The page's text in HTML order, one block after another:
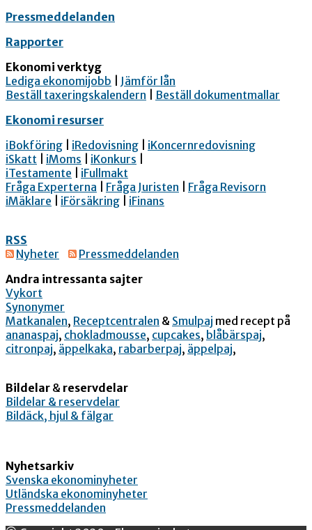
Pressmeddelanden
Rapporter
Ekonomi verktyg
Lediga ekonomijobb
Jämför lån
Beställ taxeringskalendern
Beställ dokumentmallar
Ekonomi resurser
iBokföring
iRedovisning
iKoncernredovisning
iSkatt
iMoms iKonkurs
iTestamente
iFullmakt
Fråga Experterna
Fråga Juristen
Fråga Revisorn
iMäklare
iFörsäkring iFinans
RSS
Nyheter
Pressmeddelanden
Andra intressanta sajter
Vykort
Synonymer
Matkanalen, Receptcentralen & Smulpaj med recept på
ananaspaj, chokladmousse, cupcakes, blåbärspaj,
citronpaj, äppelkaka, rabarberpaj, äppelpaj,
Bildelar & reservdelar
Bildelar & reservdelar
Bildäck, hjul & fälgar
Nyhetsarkiv
Svenska ekonominyheter
Utländska ekonominyheter
Pressmeddelanden